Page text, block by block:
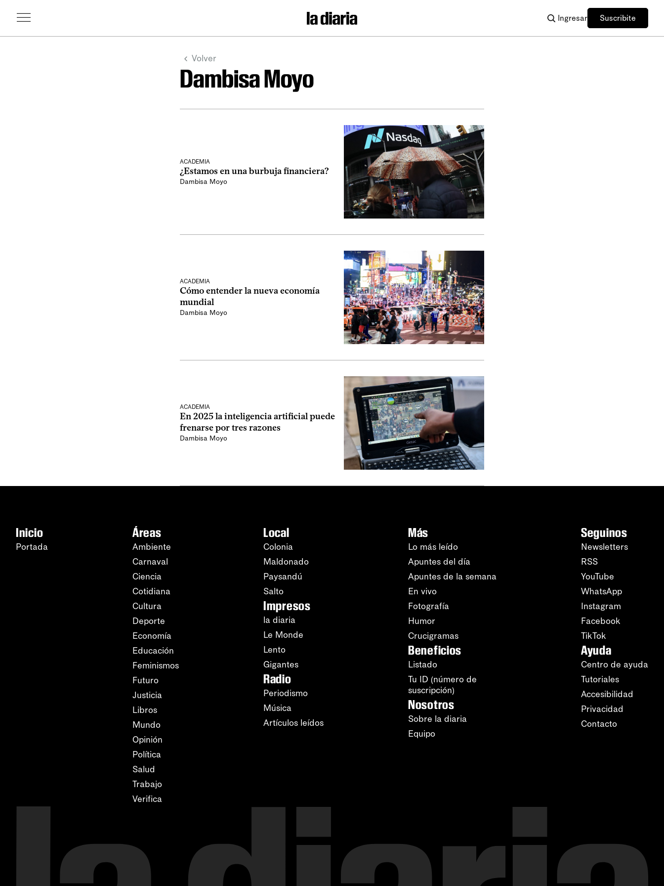
Ingresar Suscribite
Volver
Dambisa Moyo
ACADEMIA
¿Estamos en una burbuja financiera?
Dambisa Moyo
ACADEMIA
Cómo entender la nueva economía
mundial
Dambisa Moyo
ACADEMIA
En 2025 la inteligencia artificial puede
frenarse por tres razones
Dambisa Moyo
Inicio
Portada
Áreas
Ambiente
Carnaval
Ciencia
Cotidiana
Cultura
Deporte
Economía
Educación
Feminismos
Futuro
Justicia
Libros
Mundo
Opinión
Política
Salud
Trabajo
Verifica
Local
Colonia
Maldonado
Paysandú
Salto
Impresos
la diaria
Le Monde
Lento
Gigantes
Radio
Periodismo
Música
Artículos leídos
Más
Lo más leído
Apuntes del día
Apuntes de la semana
En vivo
Fotografía
Humor
Crucigramas
Beneficios
Listado
Tu ID (número de
suscripción)
Nosotros
Sobre la diaria
Equipo
Seguinos
Newsletters
RSS
YouTube
WhatsApp
Instagram
Facebook
TikTok
Ayuda
Centro de ayuda
Tutoriales
Accesibilidad
Privacidad
Contacto